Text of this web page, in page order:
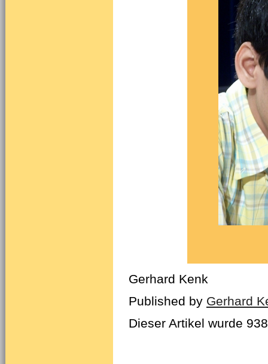
Gerhard Kenk
Published by Gerhard
Dieser Artikel wurde